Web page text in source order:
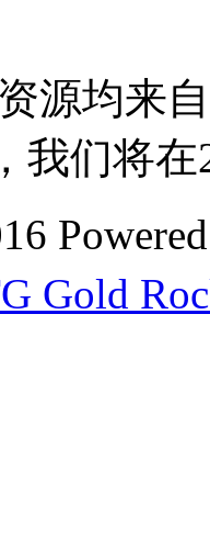
源均来
我们将
Gold